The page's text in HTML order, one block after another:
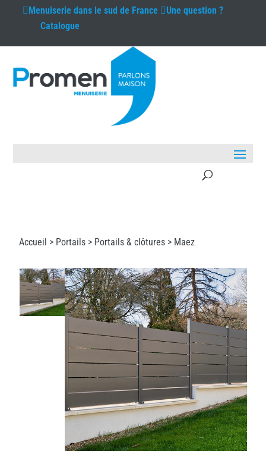
Menuiseriedans le sud de France
Une question ?
Catalogue
Accueil > Portails > Portails & clôtures > Maez